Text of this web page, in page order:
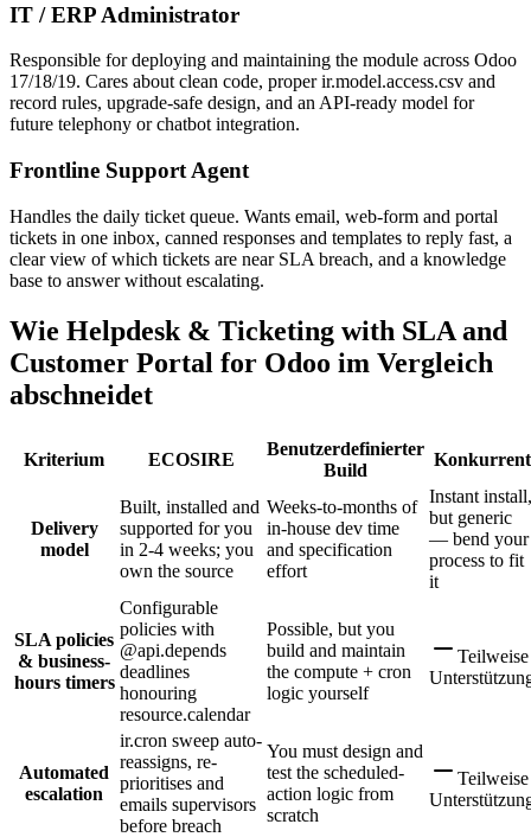
IT / ERP Administrator
Responsible for deploying and maintaining the module across Odoo
17/18/19. Cares about clean code, proper ir.model.access.csv and
record rules, upgrade-safe design, and an API-ready model for
future telephony or chatbot integration.
Frontline Support Agent
Handles the daily ticket queue. Wants email, web-form and portal
tickets in one inbox, canned responses and templates to reply fast, a
clear view of which tickets are near SLA breach, and a knowledge
base to answer without escalating.
Wie Helpdesk & Ticketing with SLA and
Customer Portal for Odoo im Vergleich
abschneidet
Kriterium ECOSIRE
Benutzerdefinierter
Build
Konkurrent
Delivery
model
Built, installed and
supported for you
in 2-4 weeks; you
own the source
Weeks-to-months of
in-house dev time
and specification
effort
Instant install,
but generic
— bend your
process to fit
it
SLA policies
& business-
hours timers
Configurable
policies with
@api.depends
deadlines
honouring
resource.calendar
Possible, but you
build and maintain
the compute + cron
logic yourself
Teilweise
Automated
escalation
ir.cron sweep auto-
reassigns, re-
prioritises and
emails supervisors
before breach
You must design and
test the scheduled-
action logic from
scratch
Teilweise